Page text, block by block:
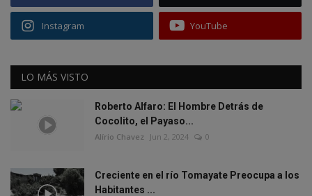
Instagram YouTube
LO MÁS VISTO
Roberto Alfaro: El Hombre Detrás de
Cocolito, el Payaso...
Alírio Chavez Jun 2, 2024 0
Creciente en el río Tomayate Preocupa a los
Habitantes ...